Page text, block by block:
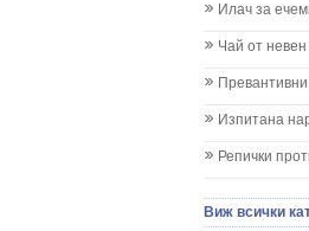
Кашлица при
Колики
Менингит
Млечница
Нощно
Илач за
Чай от невен
Изпитана
Репички
Виж всички